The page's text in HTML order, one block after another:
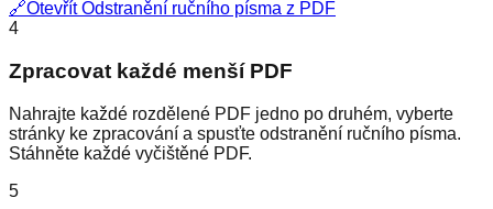
🔗Otevřít Odstranění ručního písma z PDF
4
Zpracovat každé menší PDF
Nahrajte každé rozdělené PDF jedno po druhém, vyberte
stránky ke zpracování a spusťte odstranění ručního písma.
Stáhněte každé vyčištěné PDF.
5